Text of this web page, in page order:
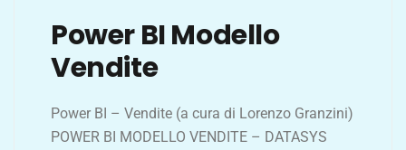
Power BI Modello
Vendite
Power BI – Vendite (a cura di Lorenzo Granzini)
POWER BI MODELLO VENDITE – DATASYS